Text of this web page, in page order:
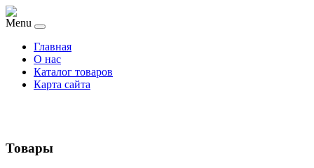
Menu
Главная
О нас
Каталог товаров
Карта сайта
Товары